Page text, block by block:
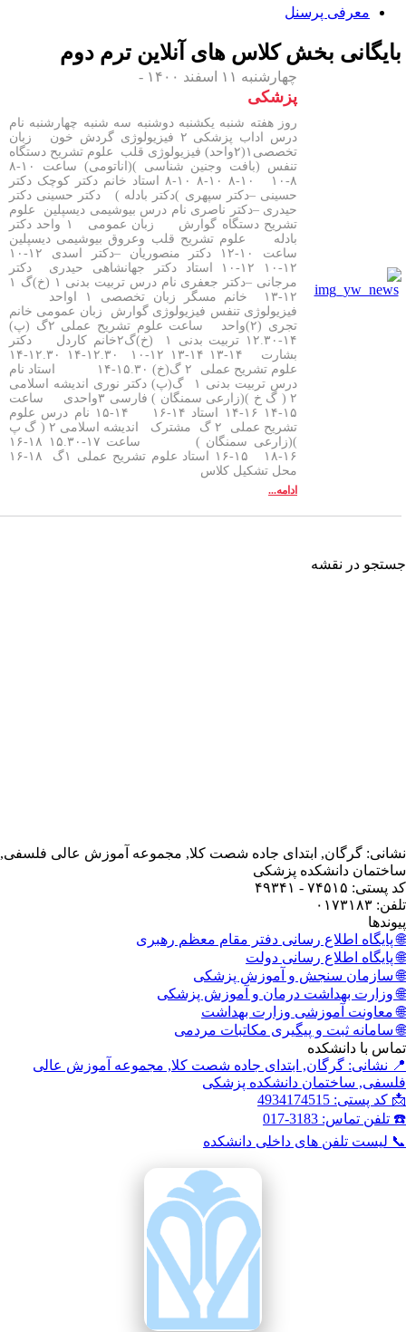
معرفی پرسنل
بخشکلاس های آنلاین ترم دوم
چهارشنبه ۱۱ اسفند ۱۴۰۰ -
پزشکی
روز هفته شنبه یکشنبه دوشنبه سه شنبه چهارشنبه نام
درس اداب پزشکی ۲ فیزیولوژی گردش خون زبان
تخصصی۱(۲واحد) فیزیولوژی قلب علوم تشریح دستگاه
تنفس (بافت وجنین شناسی )(اناتومی) ساعت ۱۰-۸
۸-۱۰ ۱۰-۸ ۱۰-۸ ۱۰-۸ استاد خانم دکتر کوچک دکتر
حسینی –دکتر سپهری )دکتر بادله ) دکتر حسینی دکتر
حیدری –دکتر ناصری نام درس بیوشیمی دیسپلین علوم
تشریح دستگاه گوارش زبان عمومی ۱ واحد دکتر
بادله علوم تشریح قلب وعروق بیوشیمی دیسپلین
ساعت ۱۰-۱۲ دکتر منصوریان –دکتر اسدی ۱۲-۱۰
۱۲-۱۰ ۱۲-۱۰ استاد دکتر جهانشاهی حیدری دکتر
مرجانی –دکتر جعفری نام درس تربیت بدنی ۱ (خ)گ ۱
۱۲-۱۳ خانم مسگر زبان تخصصی ۱ اواحد
فیزیولوژی تنفس فیزیولوژی گوارش زبان عمومی خانم
تجری (۲)واحد ساعت علوم تشریح عملی ۲گ (پ)
۱۴-۱۲.۳۰ تربیت بدنی ۱ (خ)گ۲خانم کاردل دکتر
بشارت ۱۴-۱۳ ۱۴-۱۳ ۱۲-۱۰ ۱۲.۳۰-۱۴ ۱۲.۳۰-۱۴
علوم تشریح عملی ۲ گ(خ) ۱۵.۳۰-۱۴ استاد نام
درس تربیت بدنی ۱ گ(پ) دکتر نوری اندیشه اسلامی
۲ ( گ خ )(زارعی سمنگان ) فارسی ۳واحدی ساعت
۱۵-۱۴ ۱۶-۱۴ استاد ۱۴-۱۶ ۱۴-۱۵ نام درس علوم
تشریح عملی ۲ گ مشترک اندیشه اسلامی ۲ ( گ پ
)(زارعی سمنگان ) ساعت ۱۷-۱۵.۳۰ ۱۸-۱۶
۱۶-۱۸ ۱۵-۱۶ استاد علوم تشریح عملی ۱گ ۱۸-۱۶
محل تشکیل کلاس
ادامه...
در نقشه
گرگان, ابتدای جاده شصت کلا, مجموعه آموزش عالی فلسفی,
دانشکده پزشکی
۷۴۵۱۵ - ۴۹۳۴۱
۰۱۷۳۱۸۳
پایگاه اطلاع رسانی دفتر مقام معظم رهبری
پایگاه اطلاع رسانی دولت
سازمان سنجش و آموزش پزشکی
وزارت بهداشت درمان و آموزش پزشکی
معاونت آموزشی وزارت بهداشت
سامانه ثبت و پیگیری مکاتبات مردمی
با دانشکده
نشانی: گرگان, ابتدای جاده شصت کلا, مجموعه آموزش عالی
ساختمان دانشکده پزشکی
پستی: 4934174515
تماس: 3183-017
لیست تلفن های داخلی دانشکده